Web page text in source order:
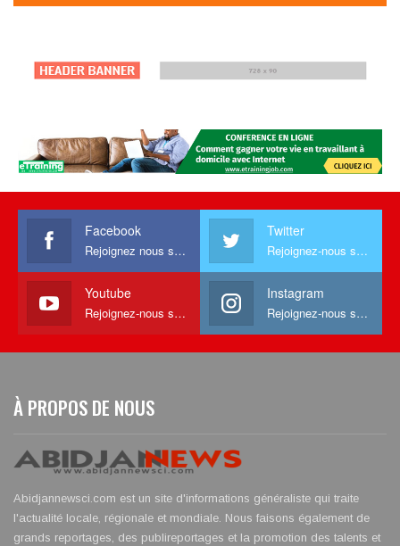
Facebook
Rejoignez nous sur facebook
Twitter
Rejoignez-nous sur Twitter
Youtube
Rejoignez-nous sur Youtube
Instagram
Rejoignez-nous sur Instagram
À PROPOS DE NOUS
Abidjannewsci.com est un site d'informations généraliste qui traite
l'actualité locale, régionale et mondiale. Nous faisons également de
grands reportages, des publireportages et la promotion des talents et